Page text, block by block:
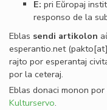
E: pri Eŭropaj
responso de la
Eblas sendi artikolon
esperantio.net
rajto por esperantaj
por la ceteraj.
Eblas donaci monon
Kulturservo.